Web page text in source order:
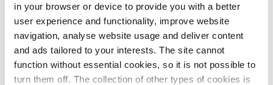
in your browser or device to provide you with a better
user experience and functionality, improve website
navigation, analyse website usage and deliver content
and ads tailored to your interests. The site cannot
function without essential cookies, so it is not possible to
turn them off. The collection of other types of cookies is
Jitka
★ ★ ★ ★ July, 2024 Booking.com
Nádherná lokalita, prosté ubytování za fajn cenu, moře
krásné, mnoho aktivit pro děti.